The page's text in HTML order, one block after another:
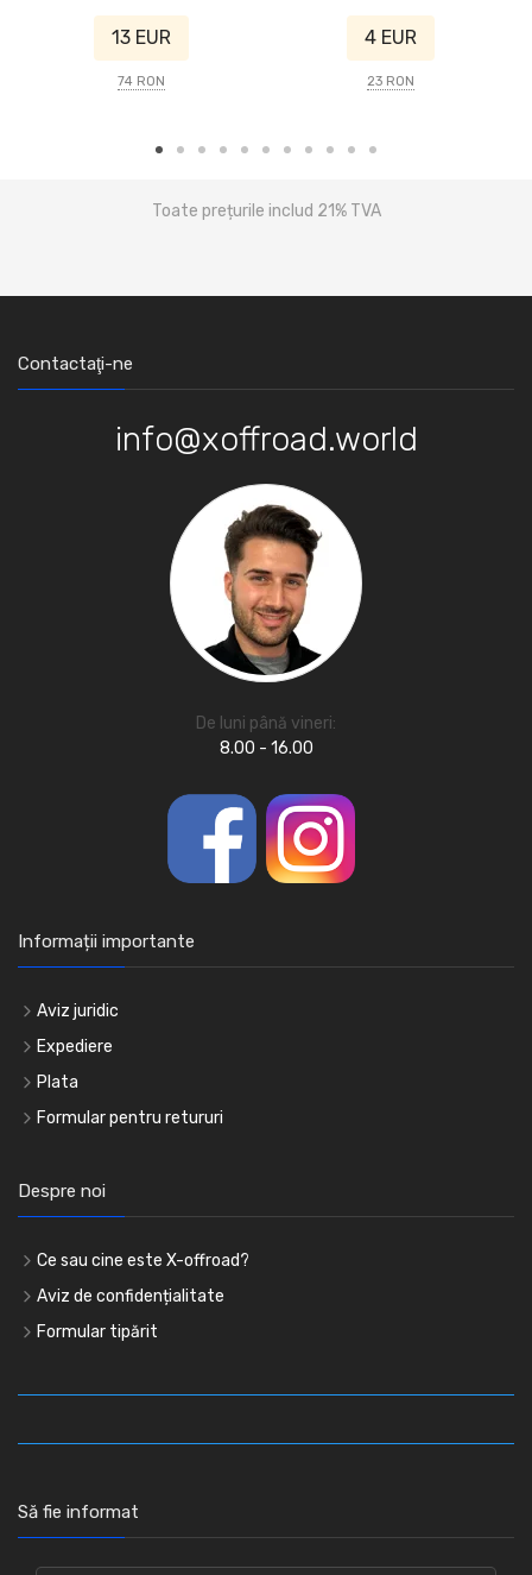
13 EUR
74 RON
4 EUR
23 RON
Toate prețurile includ 21% TVA
Contactaţi-ne
info@xoffroad.world
De luni până vineri:
8.00 - 16.00
Informații importante
Aviz juridic
Expediere
Plata
Formular pentru retururi
Despre noi
Ce sau cine este X-offroad?
Aviz de confidențialitate
Formular tipărit
Să fie informat